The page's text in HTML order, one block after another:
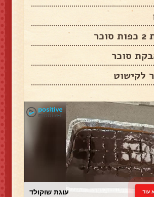
לקישוט
עוגת שוקולד עוד